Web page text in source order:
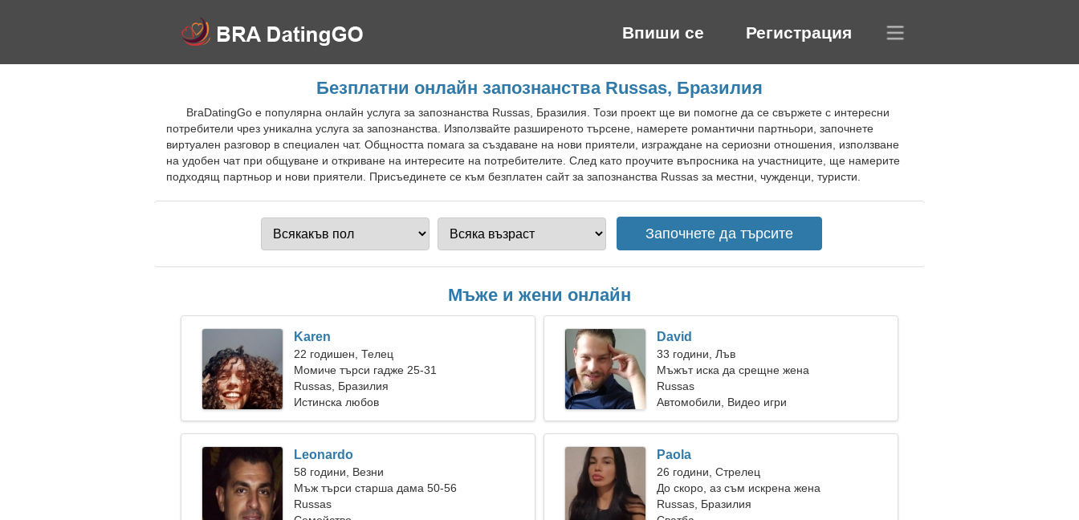
Впиши се Регистрация
Безплатни онлайн запознанства Russas, Бразилия
BraDatingGo е популярна онлайн услуга за запознанства Russas, Бразилия. Този проект ще ви помогне да се свържете с интересни
потребители чрез уникална услуга за запознанства. Използвайте разширеното търсене, намерете романтични партньори, започнете
виртуален разговор в специален чат. Общността помага за създаване на нови приятели, изграждане на сериозни отношения, използване
на удобен чат при общуване и откриване на интересите на потребителите. След като проучите въпросника на участниците, ще намерите
подходящ партньор и нови приятели. Присъединете се към безплатен сайт за запознанства Russas за местни, чужденци, туристи.
Мъже и жени онлайн
Karen
22 годишен, Телец
Момиче търси гадже 25-31
Russas, Бразилия
Истинска любов
David
33 години, Лъв
Мъжът иска да срещне жена
Russas
Автомобили, Видео игри
Leonardo
58 години, Везни
Мъж търси старша дама 50-56
Russas
Paola
26 години, Стрелец
До скоро, аз съм искрена жена
Russas, Бразилия